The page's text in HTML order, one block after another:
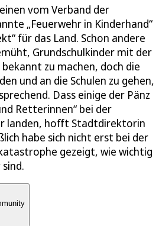
vom Verband der
„Feuerwehr in Kinderhand“
für das Land. Schon andere
Grundschulkinder mit der
zu machen, doch die
und an die Schulen zu gehen,
Dass einige der Pänz
Retterinnen“ bei der
landen, hofft Stadtdirektorin
habe sich nicht erst bei der
gezeigt, wie wichtig